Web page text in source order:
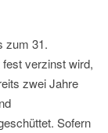
zum 31.
verzinst wird,
zwei Jahre
Sofern